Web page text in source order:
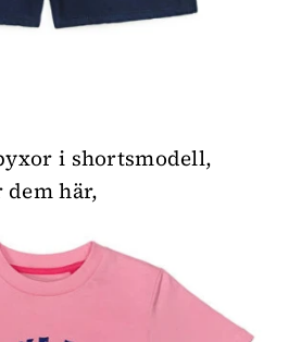
i shortsmodell,
dem här,